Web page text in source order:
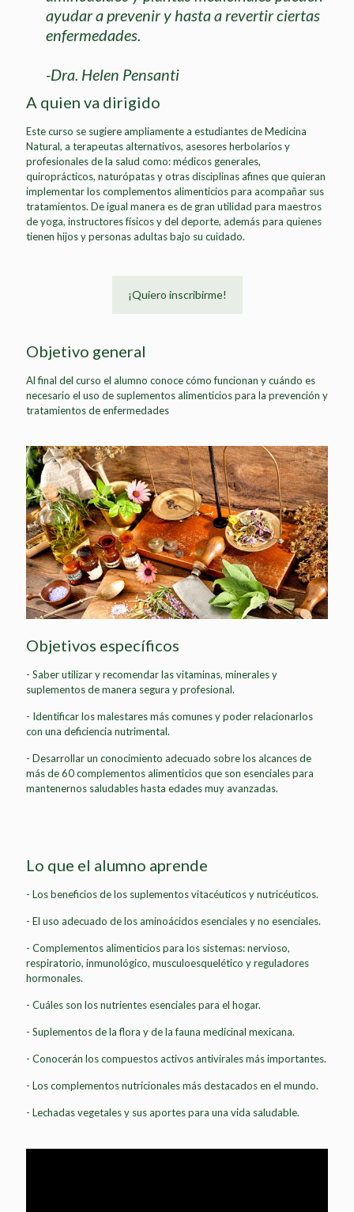
ayudar a prevenir y hasta a revertir ciertas
enfermedades.
-Dra. Helen Pensanti
A quien va dirigido
Este curso se sugiere ampliamente a estudiantes de Medicina
Natural, a terapeutas alternativos, asesores herbolarios y
profesionales de la salud como: médicos generales,
quiroprácticos, naturópatas y otras disciplinas afines que quieran
implementar los complementos alimenticios para acompañar sus
tratamientos. De igual manera es de gran utilidad para maestros
de yoga, instructores físicos y del deporte, además para quienes
tienen hijos y personas adultas bajo su cuidado.
¡Quiero inscribirme!
Objetivo general
Al final del curso el alumno conoce cómo funcionan y cuándo es
necesario el uso de suplementos alimenticios para la prevención y
tratamientos de enfermedades
Objetivos específicos
- Saber utilizar y recomendar las vitaminas, minerales y
suplementos de manera segura y profesional.
- Identificar los malestares más comunes y poder relacionarlos
con una deficiencia nutrimental.
- Desarrollar un conocimiento adecuado sobre los alcances de
más de 60 complementos alimenticios que son esenciales para
mantenernos saludables hasta edades muy avanzadas.
Lo que el alumno aprende
- Los beneficios de los suplementos vitacéuticos y nutricéuticos.
- El uso adecuado de los aminoácidos esenciales y no esenciales.
- Complementos alimenticios para los sistemas: nervioso,
respiratorio, inmunológico, musculoesquelético y reguladores
hormonales.
- Cuáles son los nutrientes esenciales para el hogar.
- Suplementos de la flora y de la fauna medicinal mexicana.
- Conocerán los compuestos activos antivirales más importantes.
- Los complementos nutricionales más destacados en el mundo.
- Lechadas vegetales y sus aportes para una vida saludable.